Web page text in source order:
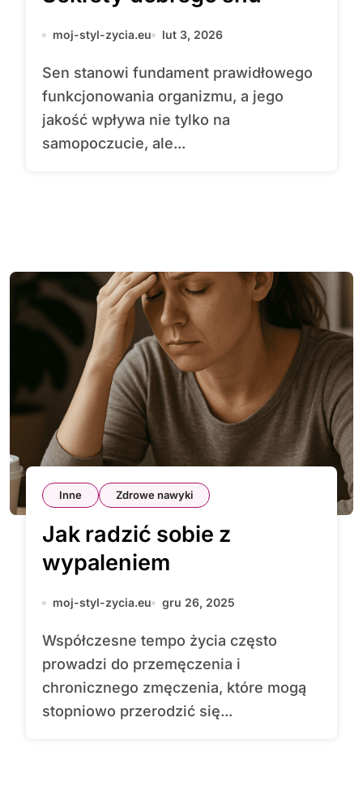
moj-styl-zycia.eu lut 3, 2026
Sen stanowi fundament prawidłowego
funkcjonowania organizmu, a jego
jakość wpływa nie tylko na
samopoczucie, ale...
Inne Zdrowe nawyki
Jak radzić sobie z
wypaleniem
moj-styl-zycia.eu gru 26, 2025
Współczesne tempo życia często
prowadzi do przemęczenia i
chronicznego zmęczenia, które mogą
stopniowo przerodzić się...